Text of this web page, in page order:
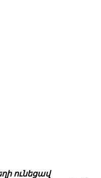
ունեցավ